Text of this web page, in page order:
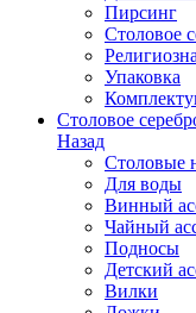
Пирсинг
Столовое
Упаковка
Столовое
Назад
Столовые
Для воды
Винный
Чайный
Подносы
Детский
Вилки